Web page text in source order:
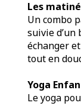
Les
Un combo
suivie
échanger
tout en
Yoga
Le yoga